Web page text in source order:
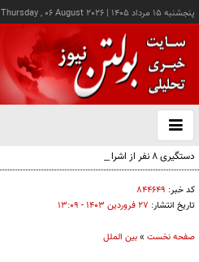
پنجشنبه ۱۵ مرداد ۱۴۰۵ |
Thursday , 06 August 2026
باز
و
دستگیری ۸ نفر از اشرار مسلح شاخص و مرتبطین گروهک‌های تروریستی
کد خبر: ۸۴۴۶۴۹
تاریخ انتشار: ۲۷ فروردين ۱۴۰۳ - ۱۳:۰۹
صفحه نخست »بین الملل